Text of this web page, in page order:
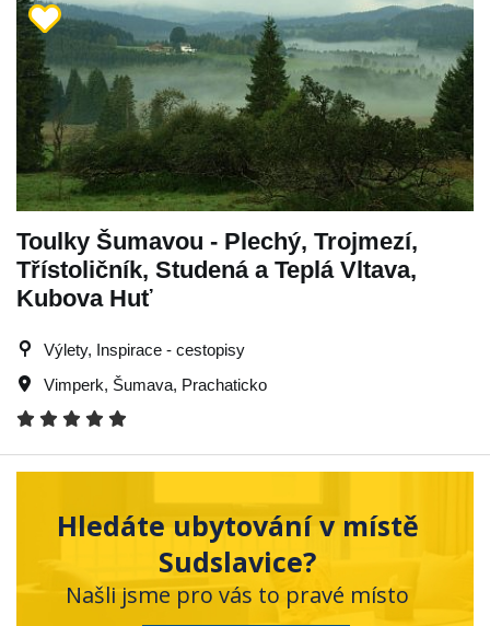
Toulky Šumavou - Plechý, Trojmezí,
Třístoličník, Studená a Teplá Vltava,
Kubova Huť
Výlety, Inspirace - cestopisy
Vimperk, Šumava, Prachaticko
Hledáte ubytování v místě
Sudslavice?
Našli jsme pro vás to pravé místo